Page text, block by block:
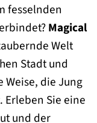
fesselnden
Magical
Welt
Stadt und
die Jung
Sie eine
und der